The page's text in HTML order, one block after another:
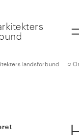
landsforbund ○